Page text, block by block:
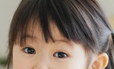
Morinaga Chil*Go!
Stimulasi
Ramadan